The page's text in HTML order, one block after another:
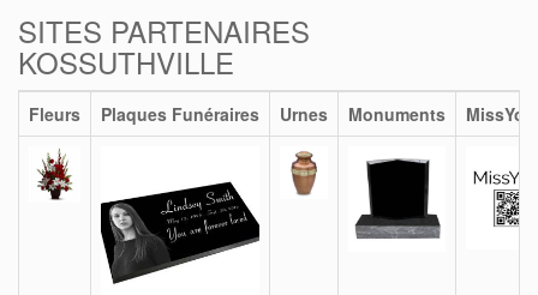
SITES PARTENAIRES
KOSSUTHVILLE
Fleurs Plaques Funéraires Urnes Monuments